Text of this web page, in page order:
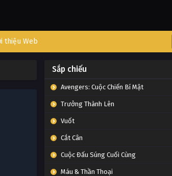
thiệu Web
Sắp chiếu
Avengers: Cuộc Chiến Bí Mật
Trưởng Thành Lên
Vuốt
Cắt Cân
Cuộc Đấu Súng Cuối Cùng
Máu & Thần Thoại